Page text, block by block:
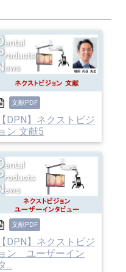
文献PDF
【DPN】ネクストビジ
ョン 文献5
文献PDF
【DPN】ネクストビジ
ョン ユーザーイン
...